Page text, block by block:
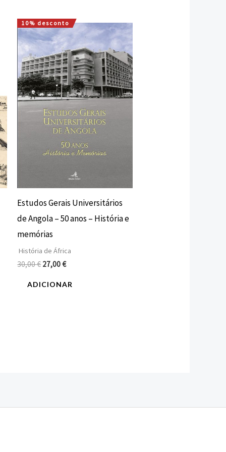
10% desconto
Estudos Gerais Universitários
de Angola – 50 anos – História e
memórias
História de África
30,00€
O
preço
original
era:
30,00 €.
27,00€
O
atual
é:
27,00 €.
ADICIONAR